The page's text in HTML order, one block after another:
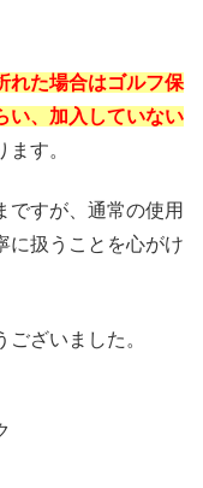
れた場合はゴルフ保
い、加入していない
ます。
ですが、通常の使用
に扱うことを心がけ
ざいました。